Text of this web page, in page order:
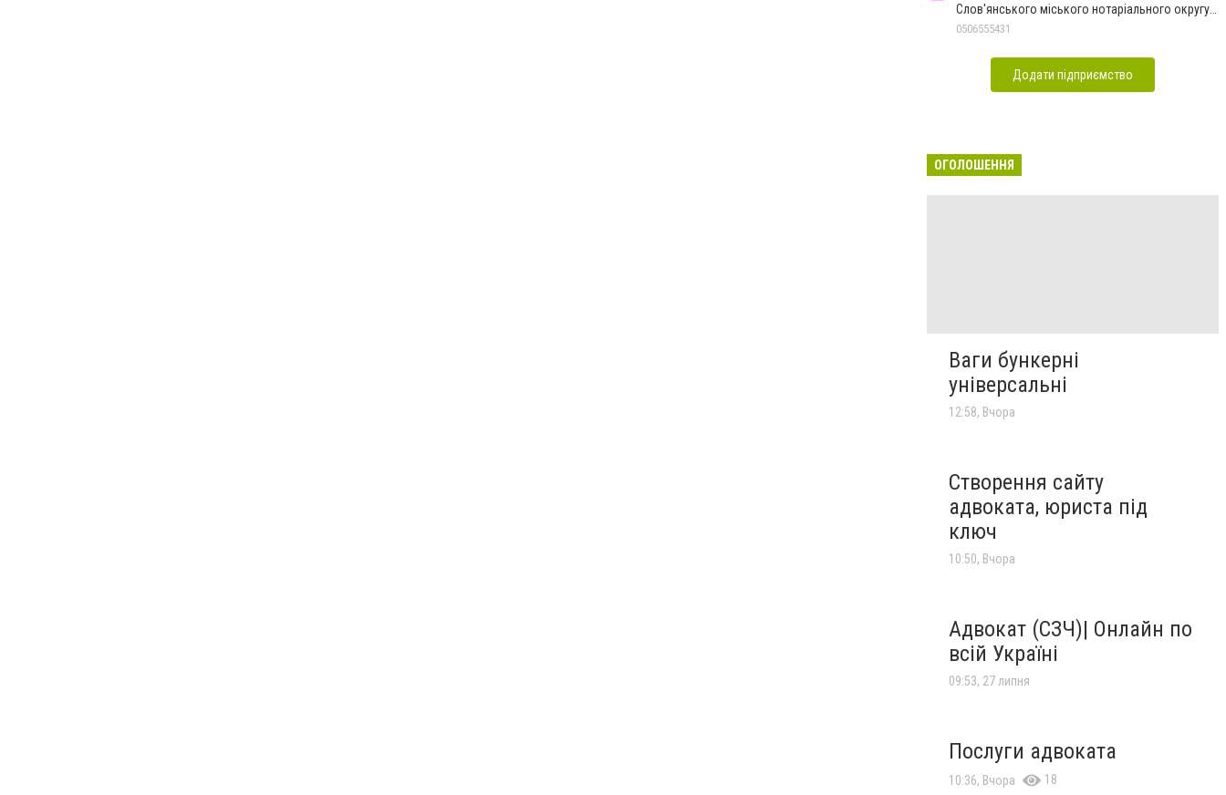
Слов'янського міського нотаріального округу
Дон.обл.
0506555431
Додати підприємство
ОГОЛОШЕННЯ
Ваги бункерні
універсальні
12:58, Вчора
Створення сайту
адвоката, юриста під
ключ
10:50, Вчора
Адвокат (СЗЧ)| Онлайн по
всій Україні
09:53, 27 липня
Послуги адвоката
10:36, Вчора 18